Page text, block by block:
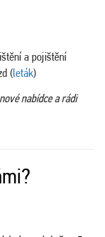
a pojištění
(leták)
nabídce a rádi